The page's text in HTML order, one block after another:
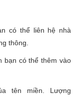
có thể liên hệ nhà
thông.
bạn có thể thêm vào
tên miền. Lượng